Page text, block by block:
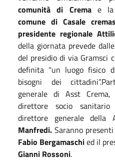
comunità di Crema e
comune di Casale
presidente regionale
della giornata prevede
del presidio di via
definita “un luogo fisico
bisogni dei
generale di Asst Crema,
direttore socio sanitario
direttore generale della
Manfredi. Saranno
Fabio Bergamaschied il
Gianni Rossoni.